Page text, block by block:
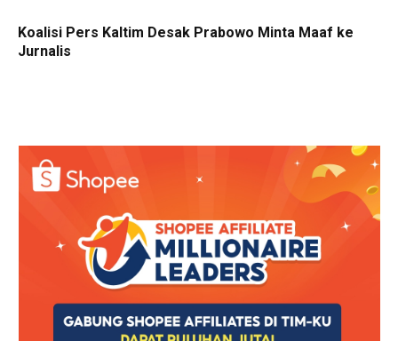
Koalisi Pers Kaltim Desak Prabowo Minta Maaf ke
Jurnalis